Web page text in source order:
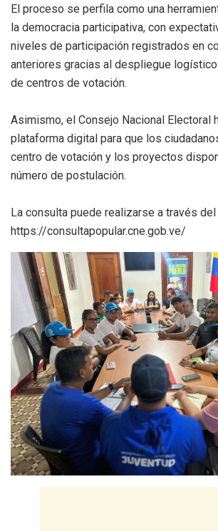
El proceso se perfila como una
la democracia participativa, con
niveles de participación registrados en
anteriores gracias al despliegue
de centros de votación.
Asimismo, el Consejo Nacional Electoral
plataforma digital para que los
centro de votación y los proyectos
número de postulación.
La consulta puede realizarse a través
https://consultapopular.cne.gob.ve/